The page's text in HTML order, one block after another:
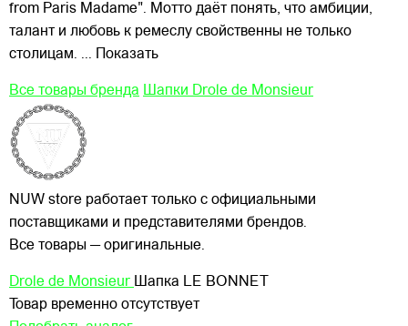
from Paris Madame". Мотто даёт понять, что амбиции,
талант и любовь к ремеслу свойственны не только
столицам. ... Показать
Все товары бренда Шапки Drole de Monsieur
NUW store работает только с официальными
поставщиками и представителями брендов.
Все товары — оригинальные.
Drole de Monsieur Шапка LE BONNET
Товар временно отсутствует